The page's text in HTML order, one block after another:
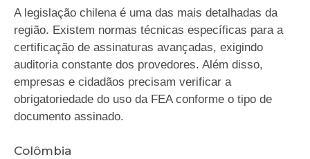
A legislação chilena é uma das mais detalhadas da
região. Existem normas técnicas específicas para a
certificação de assinaturas avançadas, exigindo
auditoria constante dos provedores. Além disso,
empresas e cidadãos precisam verificar a
obrigatoriedade do uso da FEA conforme o tipo de
documento assinado.
Colômbia